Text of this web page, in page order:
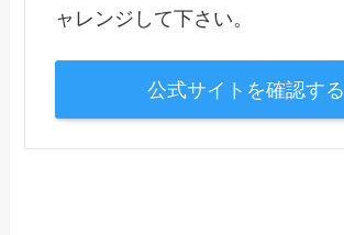
ャレンジして下さい。
公式サイトを確認する